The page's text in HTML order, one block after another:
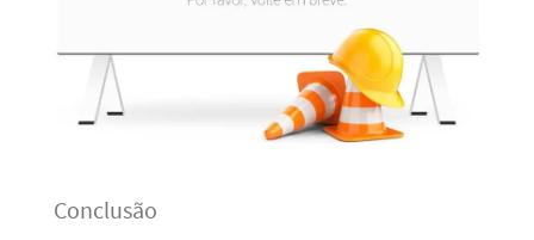
Conclusão